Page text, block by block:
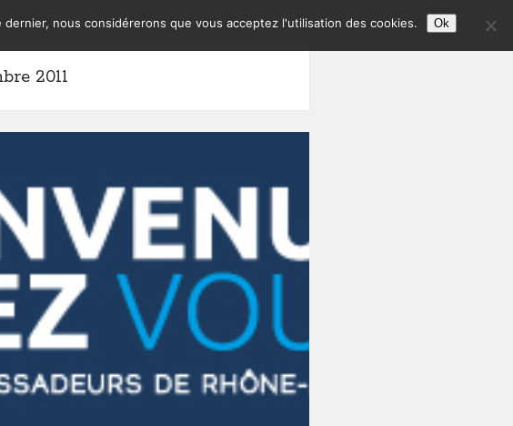
2011
nous considérerons que vous acceptez l'utilisation des cookies. Ok